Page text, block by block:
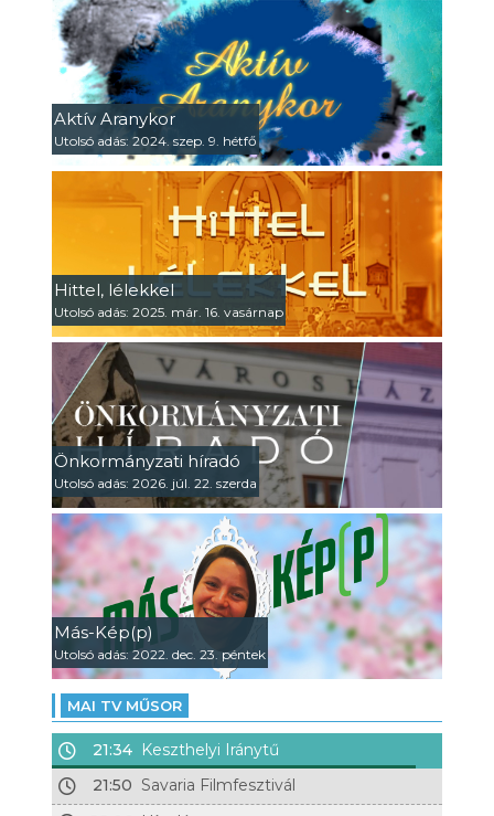
Aktív Aranykor
Utolsó adás: 2024. szep. 9. hétfő
Hittel, lélekkel
Utolsó adás: 2025. már. 16. vasárnap
Önkormányzati híradó
Utolsó adás: 2026. júl. 22. szerda
Más-Kép(p)
Utolsó adás: 2022. dec. 23. péntek
MAI TV MŰSOR
21:34 Keszthelyi Iránytű
21:50 Savaria Filmfesztivál